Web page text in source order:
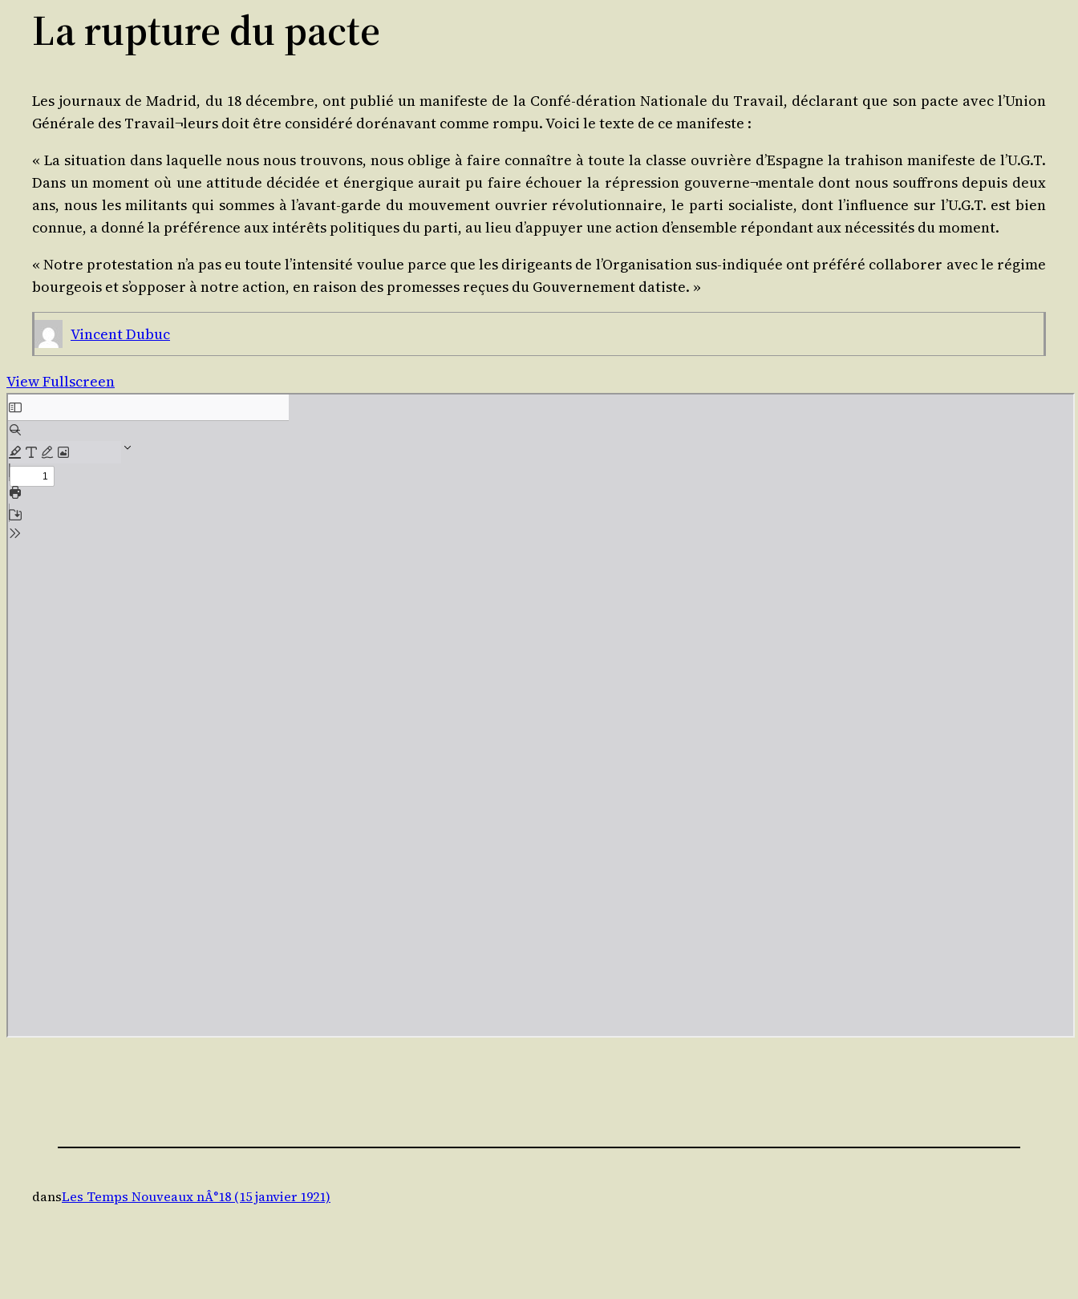
La rupture du pacte
Les jour­naux de Madrid, du 18 décembre, ont publié un mani­feste de la Confé-déra­tion Natio­nale du Tra­vail, décla­rant que son pacte avec l’Union
Géné­rale des Travail¬leurs doit être consi­dé­ré doré­na­vant comme rom­pu. Voi­ci le texte de ce manifeste :
« La situa­tion dans laquelle nous nous trou­vons, nous oblige à faire connaître à toute la classe ouvrière d’Espagne la tra­hi­son mani­feste de l’U.G.T.
Dans un moment où une atti­tude déci­dée et éner­gique aurait pu faire échouer la répres­sion gouverne¬mentale dont nous souf­frons depuis deux
ans, nous les mili­tants qui sommes à l’avant-garde du mou­ve­ment ouvrier révo­lu­tion­naire, le par­ti socia­liste, dont l’influence sur l’U.G.T. est bien
connue, a don­né la pré­fé­rence aux inté­rêts poli­tiques du par­ti, au lieu d’appuyer une action d’ensemble répon­dant aux néces­si­tés du moment.
« Notre pro­tes­ta­tion n’a pas eu toute l’intensité vou­lue parce que les diri­geants de l’Organisation sus-indi­quée ont pré­fé­ré col­la­bo­rer avec le régime
bour­geois et s’opposer à notre action, en rai­son des pro­messes reçues du Gou­ver­ne­ment datiste. »
Vincent Dubuc
View Fullscreen
dansLes Temps Nouveaux nÂ°18 (15 janvier 1921)